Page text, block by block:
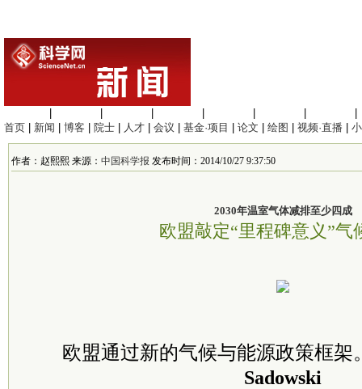
首页
新闻 博客 院士 人才 会议 基金·项目 论文 绘图 视频·直播
作者：赵熙熙 来源： 中国科学报 发布时间：2014/10/27 9:37:50
2030年温室气体减排至少四成
欧盟敲定“里程碑意义”气
欧盟通过新的气候与能源政策框架
Sadowski